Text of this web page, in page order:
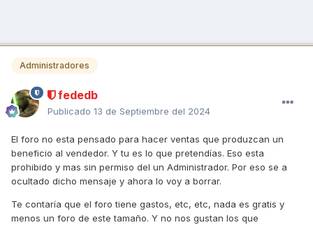
Administradores
fededb
Publicado 13 de Septiembre del 2024
El foro no esta pensado para hacer ventas que produzcan un
beneficio al vendedor. Y tu es lo que pretendías. Eso esta
prohibido y mas sin permiso del un Administrador. Por eso se a
ocultado dicho mensaje y ahora lo voy a borrar.
Te contaría que el foro tiene gastos, etc, etc, nada es gratis y
menos un foro de este tamaño. Y no nos gustan los que